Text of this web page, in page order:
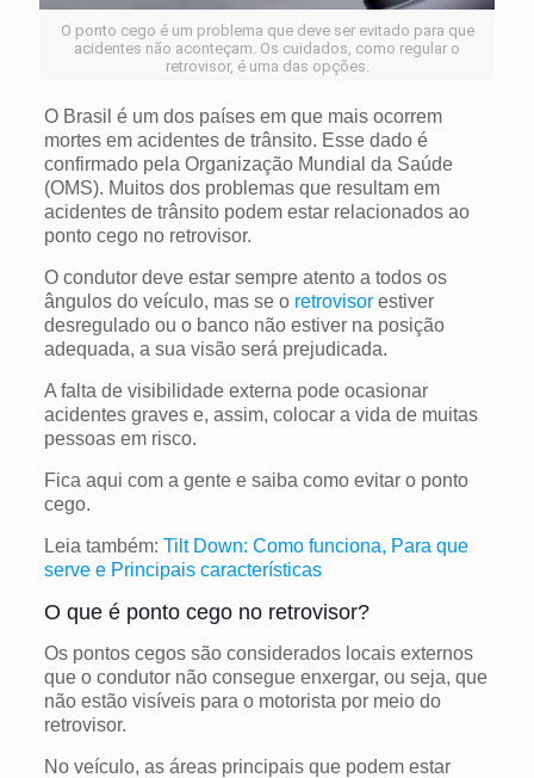
O ponto cego é um problema que deve ser evitado para que
acidentes não aconteçam. Os cuidados, como regular o
retrovisor, é uma das opções.
O Brasil é um dos países em que mais ocorrem
mortes em acidentes de trânsito. Esse dado é
confirmado pela Organização Mundial da Saúde
(OMS). Muitos dos problemas que resultam em
acidentes de trânsito podem estar relacionados ao
ponto cego no retrovisor.
O condutor deve estar sempre atento a todos os
ângulos do veículo, mas se o retrovisorestiver
desregulado ou o banco não estiver na posição
adequada, a sua visão será prejudicada.
A falta de visibilidade externa pode ocasionar
acidentes graves e, assim, colocar a vida de muitas
pessoas em risco.
Fica aqui com a gente e saiba como evitar o ponto
cego.
Leia também: Tilt Down: Como funciona, Para que
serve e Principais características
O que é ponto cego no retrovisor?
Os pontos cegos são considerados locais externos
que o condutor não consegue enxergar, ou seja, que
não estão visíveis para o motorista por meio do
retrovisor.
No veículo, as áreas principais que podem estar